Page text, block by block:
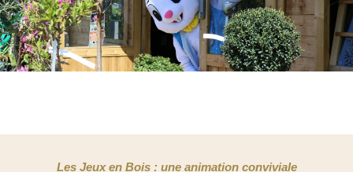
Les Jeux en Bois : une animation conviviale